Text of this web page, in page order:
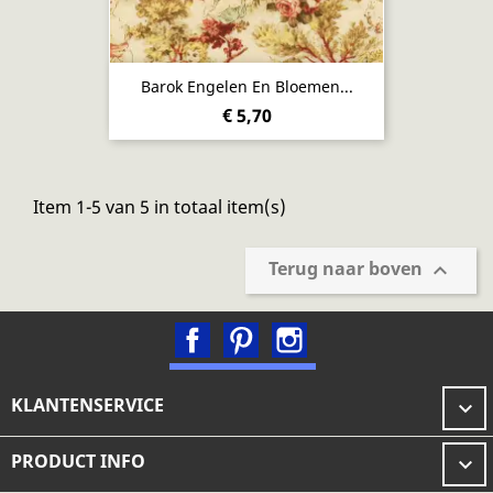
Barok Engelen En Bloemen...
€ 5,70
Item 1-5 van 5 in totaal item(s)
Terug naar boven 
FacebookPinterest
KLANTENSERVICE 
PRODUCT INFO 